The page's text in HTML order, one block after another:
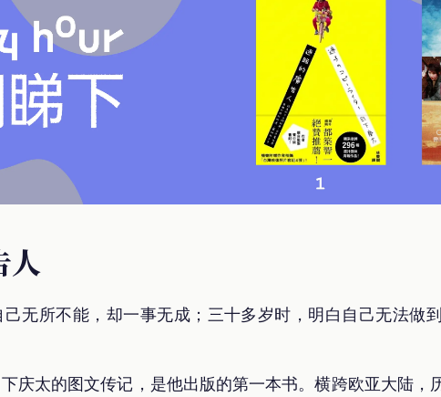
人
己无所不能，却一事无成；三十多岁时，明白自己无法做
庆太的图文传记，是他出版的第一本书。横跨欧亚大陆，